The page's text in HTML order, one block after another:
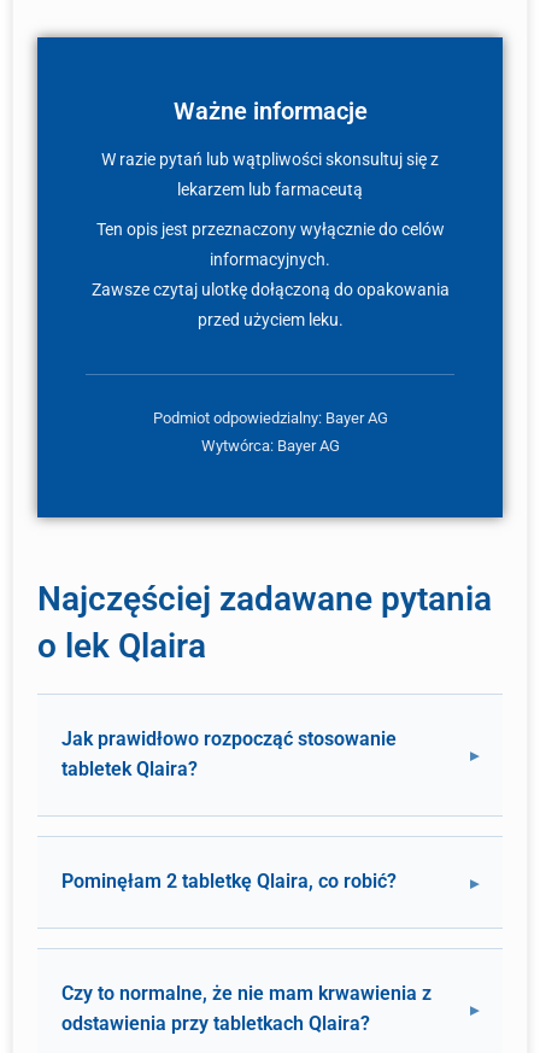
Ważne informacje
W razie pytań lub wątpliwości skonsultuj się z
lekarzem lub farmaceutą
Ten opis jest przeznaczony wyłącznie do celów
informacyjnych.
Zawsze czytaj ulotkę dołączoną do opakowania
przed użyciem leku.
Podmiot odpowiedzialny: Bayer AG
Wytwórca: Bayer AG
Najczęściej zadawane pytania
o lek Qlaira
Jak prawidłowo rozpocząć stosowanie
tabletek Qlaira?
Pominęłam 2 tabletkę Qlaira, co robić?
Czy to normalne, że nie mam krwawienia z
odstawienia przy tabletkach Qlaira?